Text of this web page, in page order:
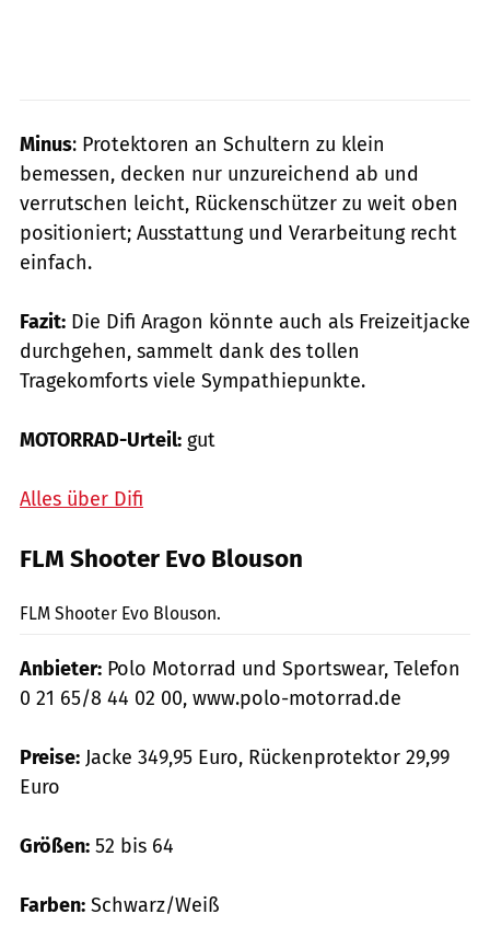
Minus: Protektoren an Schultern zu klein
bemessen, decken nur unzureichend ab und
verrutschen leicht, Rückenschützer zu weit oben
positioniert; Ausstattung und Verarbeitung recht
einfach.
Fazit: Die Difi Aragon könnte auch als Freizeitjacke
durchgehen, sammelt dank des tollen
Tragekomforts viele Sympathiepunkte.
MOTORRAD-Urteil: gut
Alles über Difi
FLM Shooter Evo Blouson
FLM Shooter Evo Blouson.
Anbieter: Polo Motorrad und Sportswear, Telefon
0 21 65/8 44 02 00, www.polo-motorrad.de
Preise: Jacke 349,95 Euro, Rückenprotektor 29,99
Euro
Größen: 52 bis 64
Farben: Schwarz/Weiß